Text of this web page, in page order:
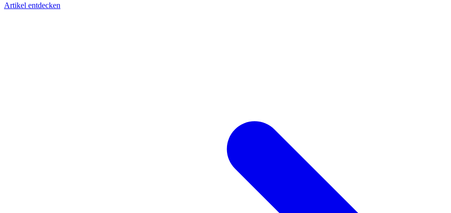
Artikel entdecken